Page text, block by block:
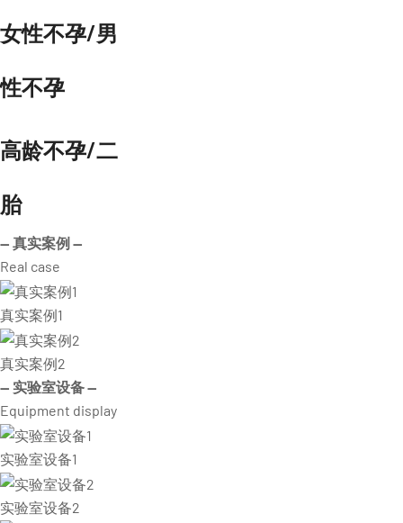
女性不孕/男
性不孕
高龄不孕/二
胎
— 真实案例 —
Real case
真实案例1
真实案例2
— 实验室设备 —
Equipment display
实验室设备1
实验室设备2